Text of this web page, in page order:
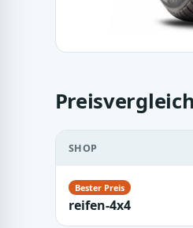
SHOP
reifen-4x4